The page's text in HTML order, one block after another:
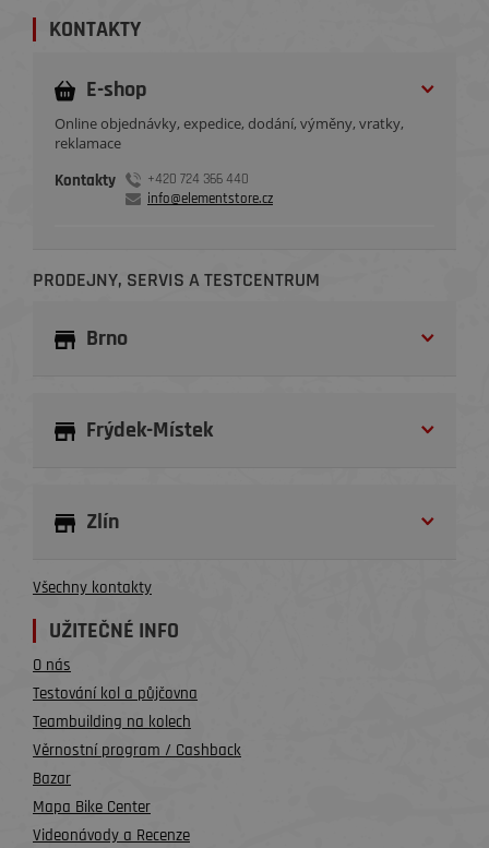
KONTAKTY
E-shop
Online objednávky, expedice, dodání, výměny, vratky,
reklamace
Kontakty
+420 724 366 440
info@elementstore.cz
PRODEJNY, SERVIS A TESTCENTRUM
Brno
Frýdek-Místek
Zlín
Všechny kontakty
UŽITEČNÉ INFO
O nás
Testování kol a půjčovna
Teambuilding na kolech
Věrnostní program / Cashback
Bazar
Mapa Bike Center
Videonávody a Recenze